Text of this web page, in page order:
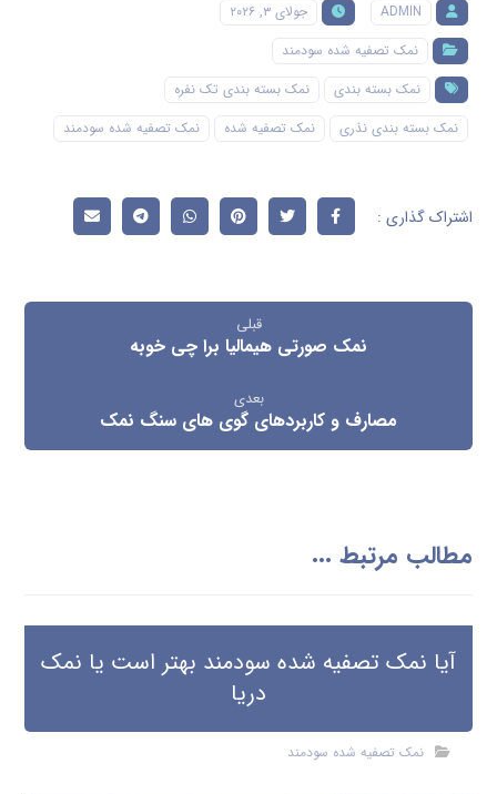
ADMIN
جولای ۳, ۲۰۲۶
نمک تصفیه شده سودمند
نمک بسته بندی
نمک بسته بندی تک نفره
نمک بسته بندی نذری
نمک تصفیه شده نمک تصفیه شده سودمند
قبلی
نمک صورتی هیمالیا برا چی خوبه
بعدی
مصارف و کاربردهای گوی های سنگ نمک
مطالب مرتبط ...
آیا نمک تصفیه شده سودمند بهتر است یا نمک
دریا
نمک تصفیه شده سودمند